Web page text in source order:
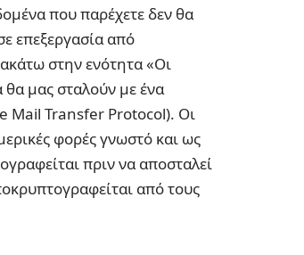
που παρέχετε δεν θα
επεξεργασία από
στην ενότητα «Οι
θα μας σταλούν με ένα
Mail Transfer Protocol). Οι
φορές γνωστό και ως
πριν να αποσταλεί
από τους